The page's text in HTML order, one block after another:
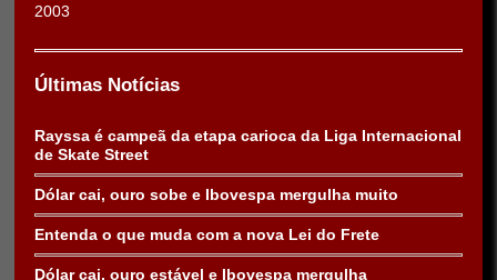
2003
Últimas Notícias
Rayssa é campeã da etapa carioca da Liga Internacional
de Skate Street
Dólar cai, ouro sobe e Ibovespa mergulha muito
Entenda o que muda com a nova Lei do Frete
Dólar cai, ouro estável e Ibovespa mergulha